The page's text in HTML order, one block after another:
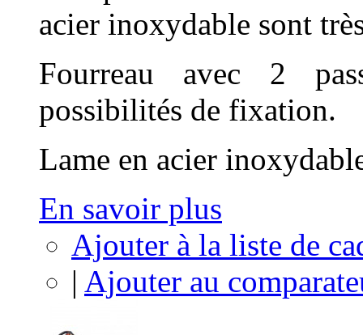
acier inoxydable sont
Fourreau avec 2
possibilités de fixation.
Lame en acier
En savoir plus
Ajouter à la liste de
| Ajouter au